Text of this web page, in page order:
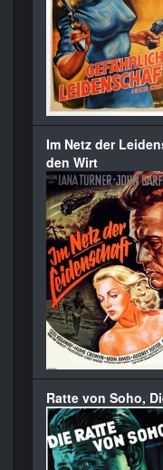
Im Netz der
den Wirt
Ratte von Soho,